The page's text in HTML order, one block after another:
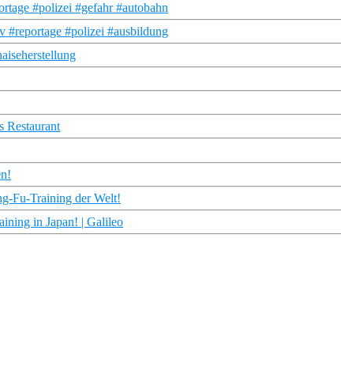
#polizei #gefahr #autobahn
#reportage #polizei #ausbildung
Restaurant
Fu-Training der Welt!
in Japan! | Galileo